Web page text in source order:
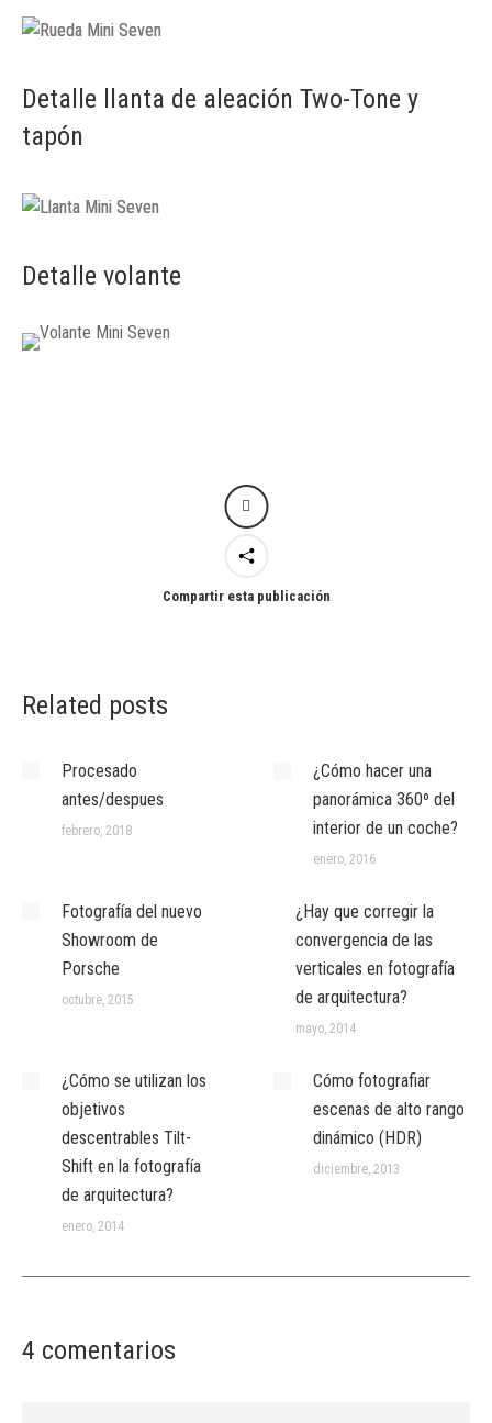
Detalle llanta de aleación Two-Tone y
tapón
Detalle volante
Compartir esta publicación
Related posts
Procesado
antes/despues
febrero, 2018
¿Cómo hacer una
panorámica 360º del
interior de un coche?
enero, 2016
Fotografía del nuevo
Showroom de
Porsche
octubre, 2015
¿Hay que corregir la
convergencia de las
verticales en fotografía
de arquitectura?
mayo, 2014
¿Cómo se utilizan los
objetivos
descentrables Tilt-
Shift en la fotografía
de arquitectura?
enero, 2014
Cómo fotografiar
escenas de alto rango
dinámico (HDR)
diciembre, 2013
4 comentarios